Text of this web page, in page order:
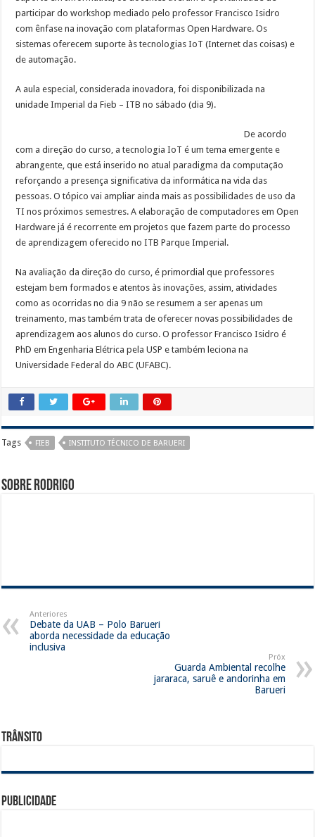
Cronograma semanal de obras no Rodoanel Oeste (SP-021)
participar do workshop mediado pelo professor Francisco Isidro
com ênfase na inovação com plataformas Open Hardware. Os
sistemas oferecem suporte às tecnologias IoT (Internet das coisas) e
de automação.
A aula especial, considerada inovadora, foi disponibilizada na
unidade Imperial da Fieb – ITB no sábado (dia 9).
De acordo
com a direção do curso, a tecnologia IoT é um tema emergente e
abrangente, que está inserido no atual paradigma da computação
reforçando a presença significativa da informática na vida das
pessoas. O tópico vai ampliar ainda mais as possibilidades de uso da
TI nos próximos semestres. A elaboração de computadores em Open
Hardware já é recorrente em projetos que fazem parte do processo
de aprendizagem oferecido no ITB Parque Imperial.
Na avaliação da direção do curso, é primordial que professores
estejam bem formados e atentos às inovações, assim, atividades
como as ocorridas no dia 9 não se resumem a ser apenas um
treinamento, mas também trata de oferecer novas possibilidades de
aprendizagem aos alunos do curso. O professor Francisco Isidro é
PhD em Engenharia Elétrica pela USP e também leciona na
Universidade Federal do ABC (UFABC).
Tags FIEB INSTITUTO TÉCNICO DE BARUERI
Sobre rodrigo
Anteriores
Debate da UAB – Polo Barueri
aborda necessidade da educação
inclusiva
Próx
Guarda Ambiental recolhe
jararaca, saruê e andorinha em
Barueri
Trânsito
Publicidade